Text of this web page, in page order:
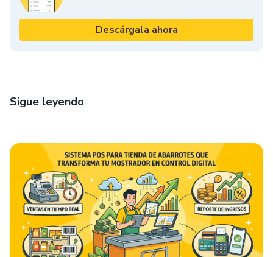
Descárgala ahora
Sigue leyendo